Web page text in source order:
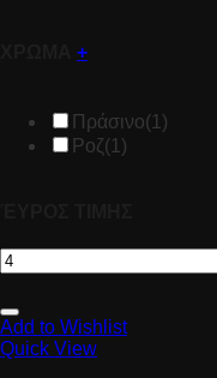
+
Πράσινο(1)
Ροζ(1)
Add to Wishlist
Quick View